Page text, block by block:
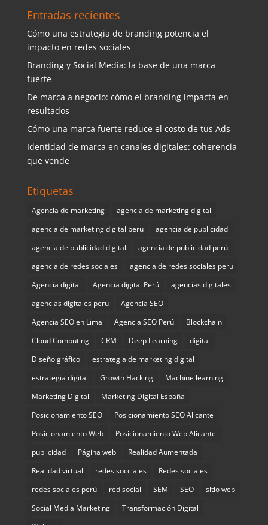
Entradas recientes
Cómo una estrategia de branding potencia el
impacto en redes sociales
Branding y Social Media: la base de una marca
fuerte
De marca a negocio: cómo el branding impacta en
resultados
Cómo una marca fuerte reduce el costo de tus Ads
Identidad de marca en canales digitales: coherencia
que vende
Etiquetas
Agencia de marketing
agencia de marketing digital
agencia de marketing digital peru
agencia de publicidad
agencia de publicidad digital
agencia de publicidad perú
agencia de redes sociales
agencia de redes sociales peru
Agencia digital
Agencia digital Perú
agencias digitales
agencias digitales peru
Agencia SEO
Agencia SEO en Lima
Agencia SEO Perú
Blockchain
Cloud Computing
CRM Deep Learning
digital
Diseño gráfico
estrategia de marketing digital
estrategia digital
Growth Hacking
Machine learning
Marketing Digital
Marketing Digital España
Posicionamiento SEO
Posicionamiento SEO Alicante
Posicionamiento Web
Posicionamiento Web Alicante
publicidad
Página web
Realidad Aumentada
Realidad virtual
redes socciales
Redes sociales
redes sociales perú
red social SEM SEO
sitio web
Social Media Marketing
Transformación Digital